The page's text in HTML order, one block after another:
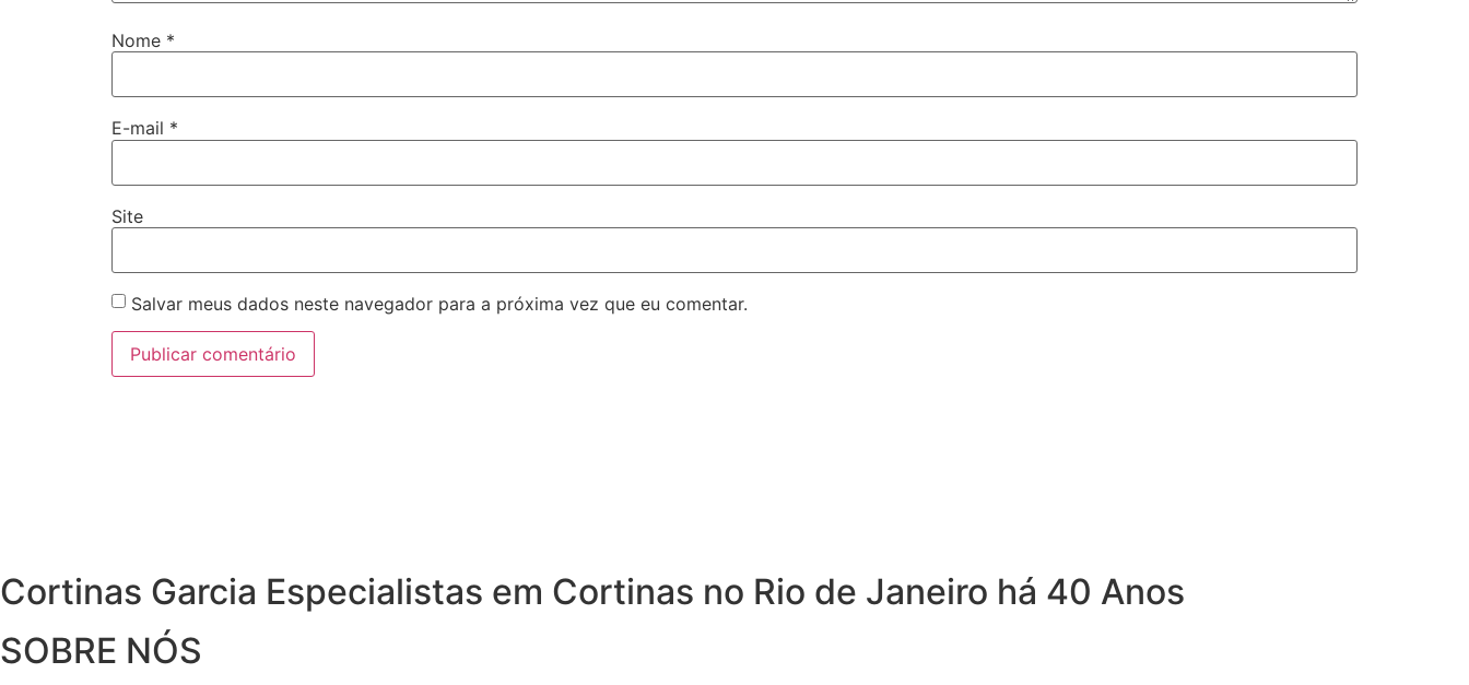
Nome *
E-mail *
Site
Salvar meus dados neste navegador para a próxima vez que eu comentar.
Cortinas Garcia Especialistas em Cortinas no Rio de Janeiro há 40 Anos
SOBRE NÓS